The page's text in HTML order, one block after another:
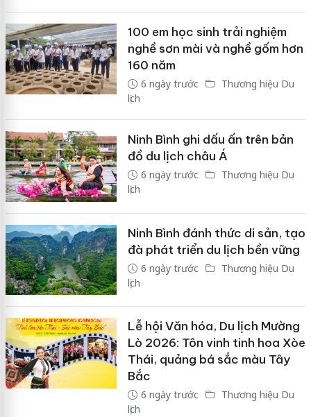
100 em học sinh trải nghiệm
nghề sơn mài và nghề gốm hơn
160 năm
6 ngày trước
Thương hiệu Du
lịch
Ninh Bình ghi dấu ấn trên bản
đồ du lịch châu Á
6 ngày trước
Thương hiệu Du
lịch
Ninh Bình đánh thức di sản, tạo
đà phát triển du lịch bền vững
6 ngày trước
Thương hiệu Du
lịch
Lễ hội Văn hóa, Du lịch Mường
Lò 2026: Tôn vinh tinh hoa Xòe
Thái, quảng bá sắc màu Tây
Bắc
6 ngày trước
Thương hiệu Du
lịch